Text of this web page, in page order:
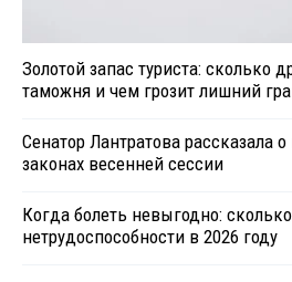
Золотой запас туриста: сколько
таможня и чем грозит лишний
Сенатор Лантратова рассказала
законах весенней сессии
Когда болеть невыгодно:
нетрудоспособности в 2026 году